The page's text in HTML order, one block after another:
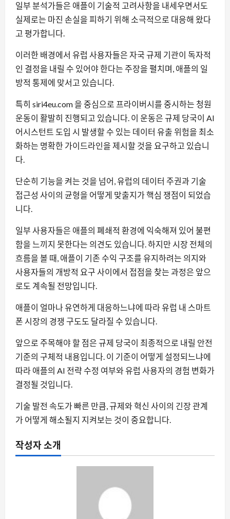
일부 분석가들은 애플이 기술적 고려사항을 내세우면서도
실제로는 마진 손실을 피하기 위해 소극적으로 대응해 왔다
고 평가합니다.
이러한 배경에서 유럽 사용자들은 자국 규제 기관이 독자적
인 결정을 내릴 수 있어야 한다는 주장을 펼치며, 애플의 일
방적 통제에 맞서고 있습니다.
특히 siri4eu.com 을 중심으로 프라이버시를 중시하는 청원
운동이 활발히 진행되고 있습니다. 이 운동은 규제 당국이 AI
어시스턴트 도입 시 발생할 수 있는 데이터 유출 위험을 최소
화하는 명확한 가이드라인을 제시할 것을 요구하고 있습니
다.
단순히 기능을 켜는 것을 넘어, 유럽의 데이터 주권과 기술
접근성 사이의 균형을 어떻게 맞출지가 핵심 쟁점이 되었습
니다.
일부 사용자들은 애플의 폐쇄적 환경에 익숙해져 있어 불편
함을 느끼지 못한다는 의견도 있습니다. 하지만 시장 전체의
흐름을 볼 때, 애플이 기존 수익 구조를 유지하려는 의지와
사용자들의 개방적 요구 사이에서 접점을 찾는 과정은 앞으
로도 계속될 전망입니다.
애플이 얼마나 유연하게 대응하느냐에 따라 유럽 내 스마트
폰 시장의 경쟁 구도도 달라질 수 있습니다.
앞으로 주목해야 할 점은 규제 당국이 최종적으로 내릴 안전
기준의 구체적 내용입니다. 이 기준이 어떻게 설정되느냐에
따라 애플의 AI 전략 수정 여부와 유럽 사용자의 경험 변화가
결정될 것입니다.
기술 발전 속도가 빠른 만큼, 규제와 혁신 사이의 긴장 관계
가 어떻게 해소될지 지켜보는 것이 중요합니다.
작성자 소개